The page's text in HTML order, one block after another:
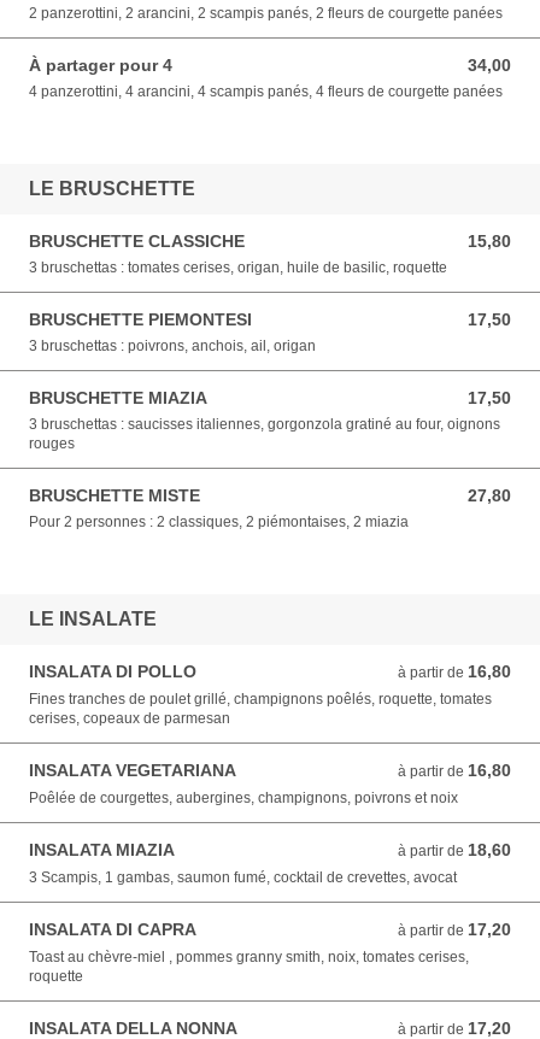
2 panzerottini, 2 arancini, 2 scampis panés, 2 fleurs de courgette panées
À partager pour 4 34,00
34,00 EUR
4 panzerottini, 4 arancini, 4 scampis panés, 4 fleurs de courgette panées
LE BRUSCHETTE
BRUSCHETTE CLASSICHE 15,80
15,80 EUR
3 bruschettas : tomates cerises, origan, huile de basilic, roquette
BRUSCHETTE PIEMONTESI 17,50
17,50 EUR
3 bruschettas : poivrons, anchois, ail, origan
BRUSCHETTE MIAZIA 17,50
17,50 EUR
3 bruschettas : saucisses italiennes, gorgonzola gratiné au four, oignons
rouges
BRUSCHETTE MISTE 27,80
27,80 EUR
Pour 2 personnes : 2 classiques, 2 piémontaises, 2 miazia
LE INSALATE
INSALATA DI POLLO à partir de 16,80
à partir de 16,80 EUR
Fines tranches de poulet grillé, champignons poêlés, roquette, tomates
cerises, copeaux de parmesan
INSALATA VEGETARIANA à partir de 16,80
à partir de 16,80 EUR
Poêlée de courgettes, aubergines, champignons, poivrons et noix
INSALATA MIAZIA à partir de 18,60
à partir de 18,60 EUR
3 Scampis, 1 gambas, saumon fumé, cocktail de crevettes, avocat
INSALATA DI CAPRA à partir de 17,20
à partir de 17,20 EUR
Toast au chèvre-miel , pommes granny smith, noix, tomates cerises,
roquette
INSALATA DELLA NONNA à partir de 17,20
à partir de 17,20 EUR